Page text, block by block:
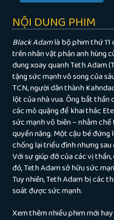
NỘI DUNG PHIM
Black Adamlà bộ phimthứ 11
trên nhân vật phản anh hùng
dung xoay quanh Teth Adam
tặng sức mạnh vô song của
TCN, người dân thành
lột của nhà vua. Ông bắt thần
các mỏ quặng để khai thác
sức mạnh vô biên – nhằm
quyền năng. Một cậu bé
chống lại triều đình nhưng
Với sự giúp đỡ của các vị
đó, Teth Adam sở hữu sức
Tuy nhiên, Teth Adam bị các
soát được sức mạnh.
Xem thêm nhiều phim mới